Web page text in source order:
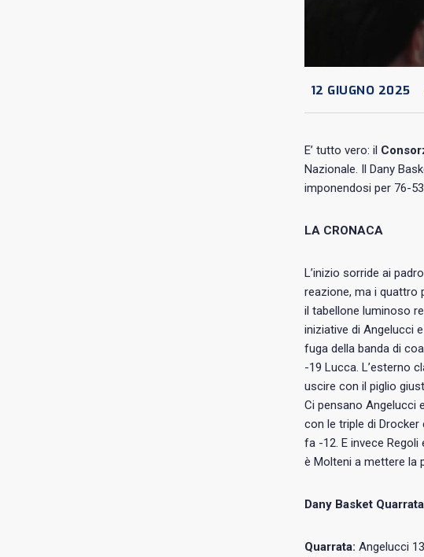
12 GIUGNO 2025
E’ tutto vero: il
Nazionale. Il Dany
imponendosi per 76-
LA CRONACA
L’inizio sorride ai
reazione, ma i quattro
il tabellone luminoso
iniziative di Angelucci
fuga della banda di
-19 Lucca. L’esterno
uscire con il piglio
Ci pensano Angelucci
con le triple di Drocker
fa -12. E invece
è Molteni a mettere la
Dany Basket
Quarrata: Angelucci